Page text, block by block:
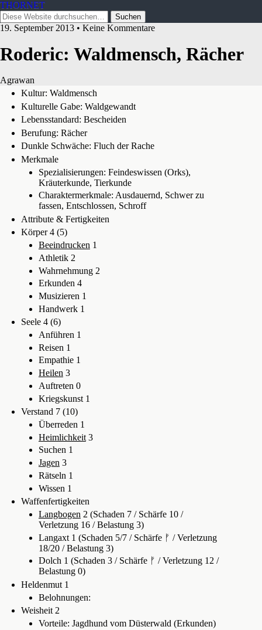
THORNET
19. September 2013 • Keine Kommentare
Roderic: Waldmensch, Rächer
Agrawan
Kultur: Waldmensch
Kulturelle Gabe: Waldgewandt
Lebensstandard: Bescheiden
Berufung: Rächer
Dunkle Schwäche: Fluch der Rache
Merkmale
Spezialisierungen: Feindeswissen (Orks),
Kräuterkunde, Tierkunde
Charaktermerkmale: Ausdauernd, Schwer zu
fassen, Entschlossen, Schroff
Attribute & Fertigkeiten
Körper 4 (5)
Beeindrucken 1
Athletik 2
Wahrnehmung 2
Erkunden 4
Musizieren 1
Handwerk 1
Seele 4 (6)
Anführen 1
Reisen 1
Empathie 1
Heilen 3
Auftreten 0
Kriegskunst 1
Verstand 7 (10)
Überreden 1
Heimlichkeit3
Suchen 1
Jagen 3
Rätseln 1
Wissen 1
Waffenfertigkeiten
Langbogen 2 (Schaden 7 / Schärfe 10 /
Verletzung 16 / Belastung 3)
Langaxt 1 (Schaden 5/7 / Schärfe ᚠ / Verletzung
18/20 / Belastung 3)
Dolch 1 (Schaden 3 / Schärfe ᚠ / Verletzung 12 /
Belastung 0)
Heldenmut 1
Belohnungen:
Weisheit 2
Vorteile: Jagdhund vom Düsterwald (Erkunden)